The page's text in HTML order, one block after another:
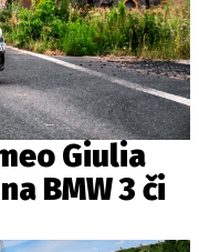
Giulia
BMW 3 či